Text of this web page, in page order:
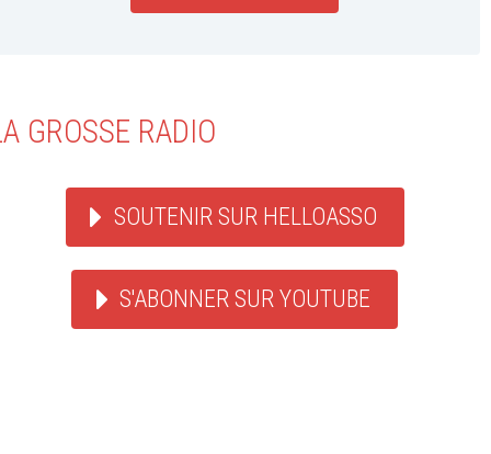
GROSSE RADIO
SOUTENIR SUR HELLOASSO
S'ABONNER SUR YOUTUBE